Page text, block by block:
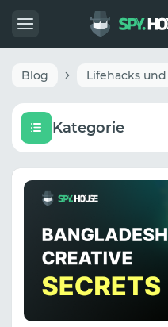
Blog Lifehacks
Kategorie